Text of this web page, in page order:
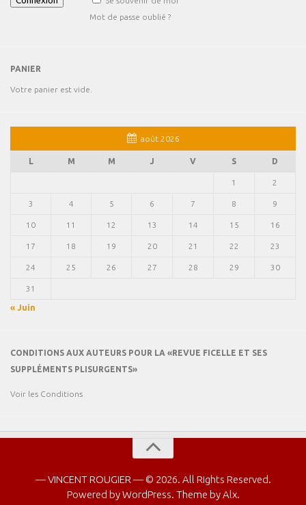
Mot de passe oublié ?
PANIER
Votre panier est vide.
août 2026
L M M J V S D
1 2
3 4 5 6 7 8 9
10 11 12 13 14 15 16
17 18 19 20 21 22 23
24 25 26 27 28 29 30
31
« Juin
CONDITIONS AUX AUTEURS POUR LA «REVUE FICELLE ET SES
SUPPLÉMENTS PLISURGENTS»
Voir les Conditions
— VINCENT ROUGIER — © 2026. All Rights Reserved.
Powered byWordPress. Theme byAlx.